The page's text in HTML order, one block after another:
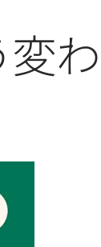
わ